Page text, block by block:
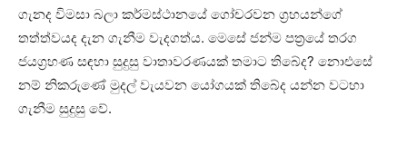
ගැනද විමසා බලා කර්මස්‌ථානයේ ගෝචරවන ග්‍රහයන්ගේ
තත්ත්වයද දැන ගැනීම වැදගත්ය. මෙසේ ජන්ම පත්‍රයේ තරග
ජයග්‍රහණ සඳහා සුදුසු වාතාවරණයක්‌ තමාට තිබේද? නොඑසේ
නම් නිකරුණේ මුදල් වැයවන යෝගයක්‌ තිබේද යන්න වටහා
ගැනීම සුදුසු වේ.